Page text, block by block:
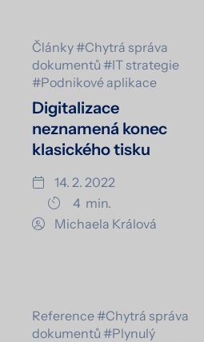
Články #Chytrá správa
dokumentů #IT strategie
#Podnikové aplikace
Digitalizace
neznamená konec
klasického tisku
14. 2. 2022
4 min.
Michaela Králová
Reference #Chytrá správa
dokumentů #Plynulý